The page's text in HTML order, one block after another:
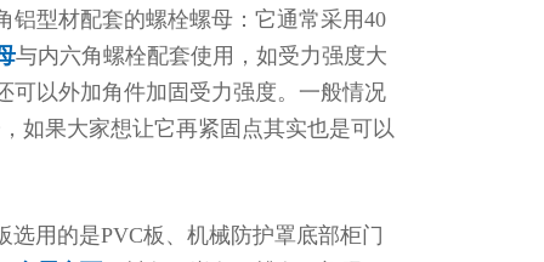
铝型材配套的螺栓螺母：它通常采用40
与内六角螺栓配套使用，如受力强度大
可以外加角件加固受力强度。一般情况
如果大家想让它再紧固点其实也是可以
用的是PVC板、机械防护罩底部柜门